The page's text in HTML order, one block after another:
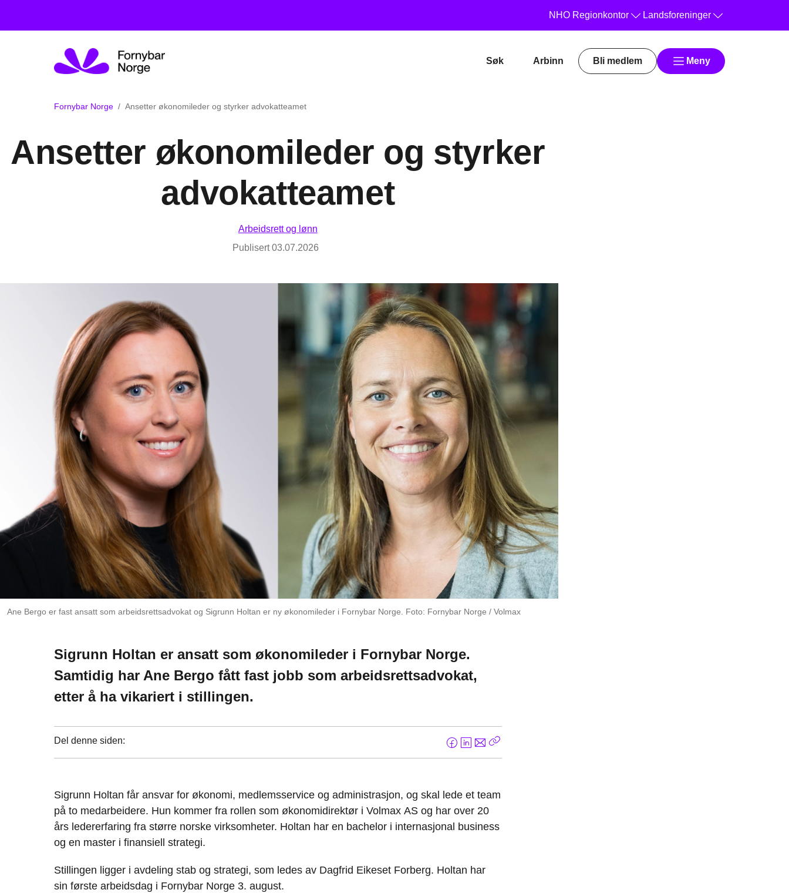
NHO Regionkontor Landsforeninger
Søk Arbinn Bli medlem Meny
Fornybar Norge Ansetter økonomileder og styrker advokatteamet
Ansetter økonomileder og styrker
advokatteamet
Arbeidsrett og lønn
Publisert03.07.2026
Ane Bergo er fast ansatt som arbeidsrettsadvokat og Sigrunn Holtan er ny økonomileder i Fornybar Norge. Foto: Fornybar Norge / Volmax
Sigrunn Holtan er ansatt som økonomileder i Fornybar Norge.
Samtidig har Ane Bergo fått fast jobb som arbeidsrettsadvokat,
etter å ha vikariert i stillingen.
Del denne siden:
F
e
o
L
k
I
E
o
Sigrunn Holtan får ansvar for økonomi, medlemsservice og administrasjon, og skal lede et team
på to medarbeidere. Hun kommer fra rollen som økonomidirektør i Volmax AS og har over 20
års ledererfaring fra større norske virksomheter. Holtan har en bachelor i internasjonal business
og en master i finansiell strategi.
Stillingen ligger i avdeling stab og strategi, som ledes av Dagfrid Eikeset Forberg. Holtan har
sin første arbeidsdag i Fornybar Norge 3. august.